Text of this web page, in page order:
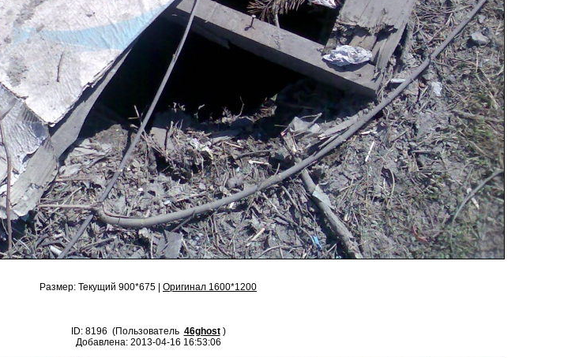
Размер: Текущий 900*675 | Оригинал 1600*1200
ID: 8196 (Пользователь 46ghost )
Добавлена: 2013-04-16 16:53:06